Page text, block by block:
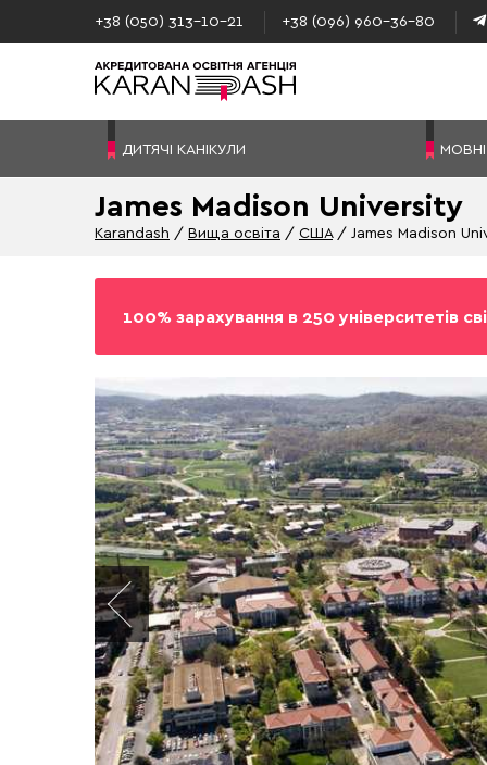
+38 (050) 313–10-21 +38 (096) 960–36-80
ДИТЯЧІ КАНІКУЛИ
James Madison University
Karandash Вища освіта США James Madison
100% зарахування в 250 університетів